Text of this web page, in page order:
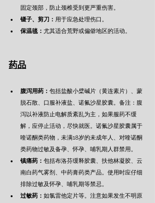
固定颈部，防止颈椎受到更严重伤害。
镊子、剪刀： 用于应急处理伤口。
保温毯： 尤其适合荒野或偏僻地区的活动。
药品
腹泻用药： 包括盐酸小檗碱片（黄连素片）、蒙
脱石散、口服补液盐、 诺氟沙星胶囊。备注：腹
泻以补液防止电解质紊乱为主，如果服药不缓
解，应停止活动，尽快就医。诺氟沙星胶囊属于
喹诺酮类药物，未满18岁的未成年人、对喹诺酮
类药物过敏及备孕、怀孕、哺乳期人群禁用。
镇痛药： 包括布洛芬缓释胶囊、扶他林凝胶、云
南白药气雾剂、中药膏药类产品。使用时应仔细
排除过敏及怀孕、哺乳期等禁忌。
过敏药： 如氯雷他定片等。注意如果发生不明原